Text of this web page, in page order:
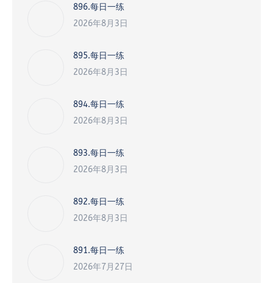
896.每日一练
2026年8月3日
895.每日一练
2026年8月3日
894.每日一练
2026年8月3日
893.每日一练
2026年8月3日
892.每日一练
2026年8月3日
891.每日一练
2026年7月27日